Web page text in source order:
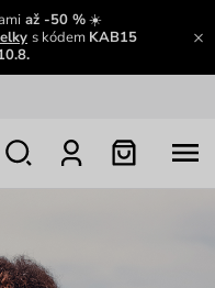
až -50 %☀️
s kódem KAB15